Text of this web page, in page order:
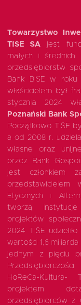
Towarzystwo
TISE SA jest
małych i średnich
przedsiębiorstw
Bank BISE w
właścicielem był
stycznia 2024
Poznański Bank
Początkowo TISE
a od 2008 r.
własne oraz
przez Bank
jest członkiem
przedstawicielem
Etycznych i
tworzą
projektów
2024 TISE
wartości 1,6
jednym z pięciu
Przedsiębiorczości
HoReCa-
projektem
przedsiębiorców z